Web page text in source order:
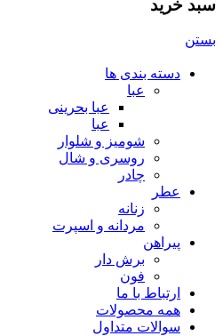
سبد خرید
بستن
دسته بندی ها
عبا
عبا بحرینی
عبا
شومیز و شلوار
روسری و شال
چادر
عطر
زنانه
مردانه و اسپرت
پیراهن
برش دار
فون
ارتباط با ما
همه محصولات
سوالات متداول